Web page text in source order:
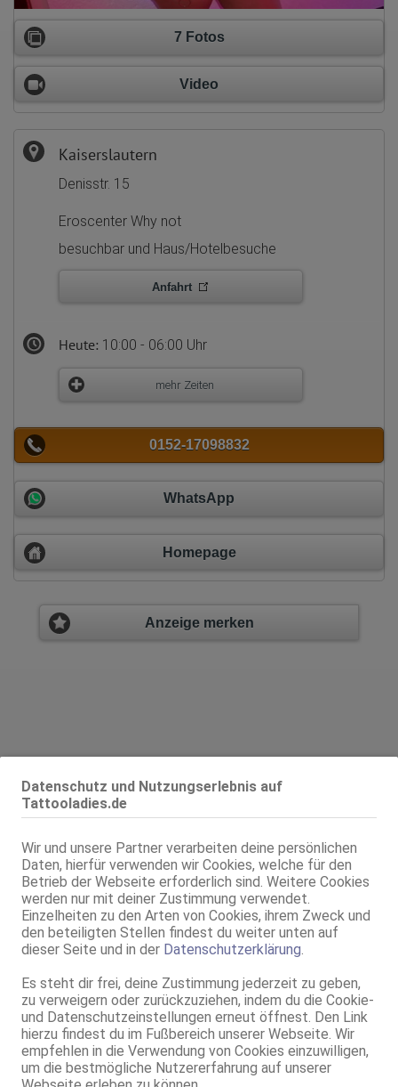
Datenschutz und Nutzungserlebnis auf
Tattooladies.de
Wir und unsere Partner verarbeiten deine persönlichen
Daten, hierfür verwenden wir Cookies, welche für den
Betrieb der Webseite erforderlich sind. Weitere Cookies
werden nur mit deiner Zustimmung verwendet.
Einzelheiten zu den Arten von Cookies, ihrem Zweck und
den beteiligten Stellen findest du weiter unten auf
dieser Seite und in der Datenschutzerklärung.
Es steht dir frei, deine Zustimmung jederzeit zu geben,
zu verweigern oder zurückzuziehen, indem du die Cookie-
und Datenschutzeinstellungen erneut öffnest. Den Link
hierzu findest du im Fußbereich unserer Webseite. Wir
empfehlen in die Verwendung von Cookies einzuwilligen,
um die bestmögliche Nutzererfahrung auf unserer
7 Fotos
Video
Kaiserslautern
Denisstr. 15
Eroscenter Why not
besuchbar und Haus/Hotelbesuche
Anfahrt
Heute: 10:00 - 06:00 Uhr
mehr Zeiten
0152-17098832
WhatsApp
Homepage
Anzeige merken
Geschlecht: weiblich
Körpergröße: 165 cm
Oberweite: 75 C, fest
Typ: mitteleuropäisch
KF: 34/36
Intimbereich: total rasiert
Augen: braun
Haut: mittel
Körperschmuck: Tattoos
Verkehr:
GV
Franz.